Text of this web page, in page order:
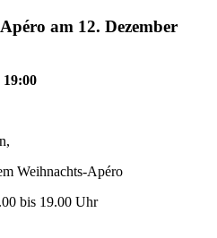
am 12. Dezember
19:00
Weihnachts-Apéro
bis 19.00 Uhr